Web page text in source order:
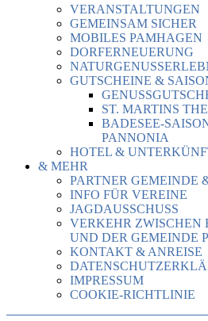
VERANSTALTUNGEN
GEMEINSAM SICHER
MOBILES PAMHAGEN
DORFERNEUERUNG
GUTSCHEINE &
ST. MARTINS
BADESEE-
PANNONIA
HOTEL &
& MEHR
PARTNER GEMEINDE
INFO FÜR VEREINE
JAGDAUSSCHUSS
VERKEHR ZWISCHEN
UND DER GEMEINDE
KONTAKT & ANREISE
IMPRESSUM
COOKIE-RICHTLINIE